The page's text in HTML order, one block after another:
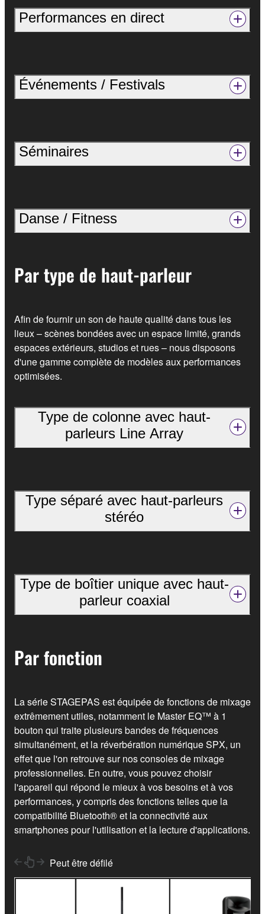
Performances en direct
Événements / Festivals
Séminaires
Danse / Fitness
Par type de haut-parleur
Afin de fournir un son de haute qualité dans tous les
lieux – scènes bondées avec un espace limité, grands
espaces extérieurs, studios et rues – nous disposons
d'une gamme complète de modèles aux performances
optimisées.
Type de colonne avec haut-
parleurs Line Array
Type séparé avec haut-parleurs
stéréo
Type de boîtier unique avec haut-
parleur coaxial
Par fonction
La série STAGEPAS est équipée de fonctions de mixage
extrêmement utiles, notamment le Master EQ™ à 1
bouton qui traite plusieurs bandes de fréquences
simultanément, et la réverbération numérique SPX, un
effet que l'on retrouve sur nos consoles de mixage
professionnelles. En outre, vous pouvez choisir
l'appareil qui répond le mieux à vos besoins et à vos
performances, y compris des fonctions telles que la
compatibilité Bluetooth® et la connectivité aux
smartphones pour l'utilisation et la lecture d'applications.
Peut être défilé